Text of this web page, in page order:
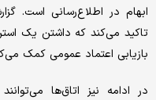
ابهام در اطلاع‌رسانی است.
تاکید می‌کند که داشتن یک
بازیابی اعتماد عمومی کمک
در ادامه نیز اتاق‌ها